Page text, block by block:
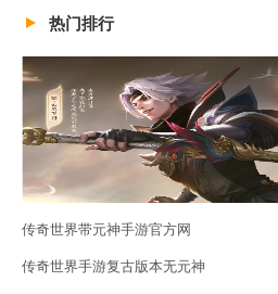
热门排行
传奇世界带元神手游官方网
传奇世界手游复古版本无元神